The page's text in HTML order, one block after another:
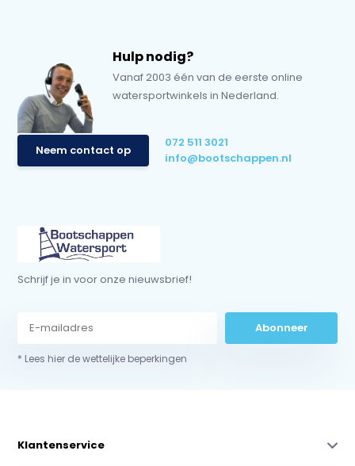
Hulp nodig?
Vanaf 2003 één van de eerste online
watersportwinkels in Nederland.
Neem contact op
072 511 3021
info@bootschappen.nl
Schrijf je in voor onze nieuwsbrief!
Abonneer
* Lees hier de wettelijke beperkingen
Klantenservice